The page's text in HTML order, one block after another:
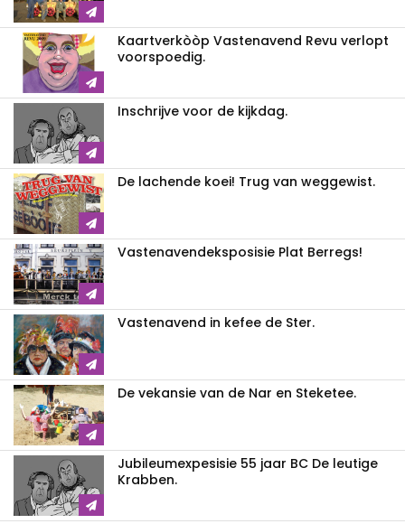
Kaartverkòòp Vastenavend Revu verlopt
voorspoedig.
Inschrijve voor de kijkdag.
De lachende koei! Trug van weggewist.
Vastenavendeksposisie Plat Berregs!
Vastenavend in kefee de Ster.
De vekansie van de Nar en Steketee.
Jubileumexpesisie 55 jaar BC De leutige
Krabben.